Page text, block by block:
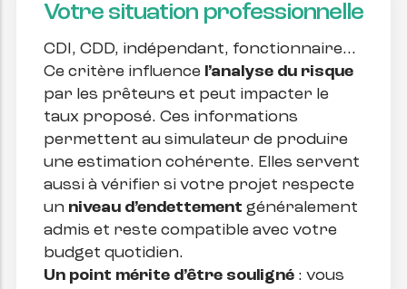
Votre situation professionnelle
CDI, CDD, indépendant, fonctionnaire…
Ce critère influence l’analyse du risque
par les prêteurs et peut impacter le
taux proposé. Ces informations
permettent au simulateur de produire
une estimation cohérente. Elles servent
aussi à vérifier si votre projet respecte
un niveau d’endettement généralement
admis et reste compatible avec votre
budget quotidien.
Un point mérite d’être souligné : vous